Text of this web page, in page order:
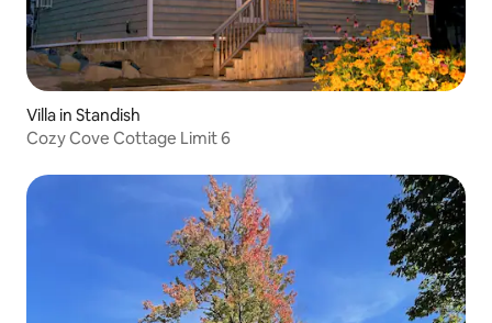
Villa in Standish
Cozy Cove Cottage Limit 6